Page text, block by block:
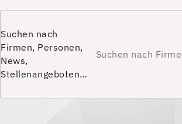
Suchen nach
Firmen, Personen,
News,
Stellenangeboten…